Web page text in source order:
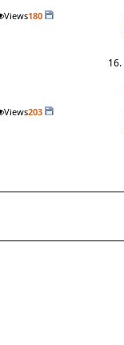
Views180
Views203